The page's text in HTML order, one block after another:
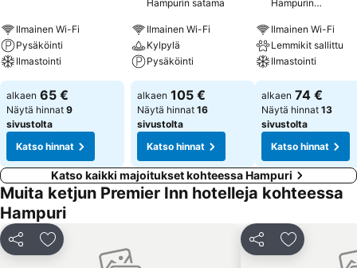
Ilmainen Wi-Fi
Pysäköinti
Ilmastointi
alkaen 65 €
Näytä hinnat 9
sivustolta
Katso hinnat
Hampurin satama
Ilmainen Wi-Fi
Kylpylä
Pysäköinti
alkaen 105 €
Näytä hinnat 16
sivustolta
Katso hinnat
Hampurin
Ilmainen Wi-Fi
Lemmikit sallittu
Ilmastointi
alkaen 74 €
Näytä hinnat 13
sivustolta
Katso hinnat
Katso kaikki majoitukset kohteessa Hampuri
Muita ketjun Premier Inn hotelleja kohteessa
Hampuri
Jaa Lisää suosikkeihin Jaa Lisää